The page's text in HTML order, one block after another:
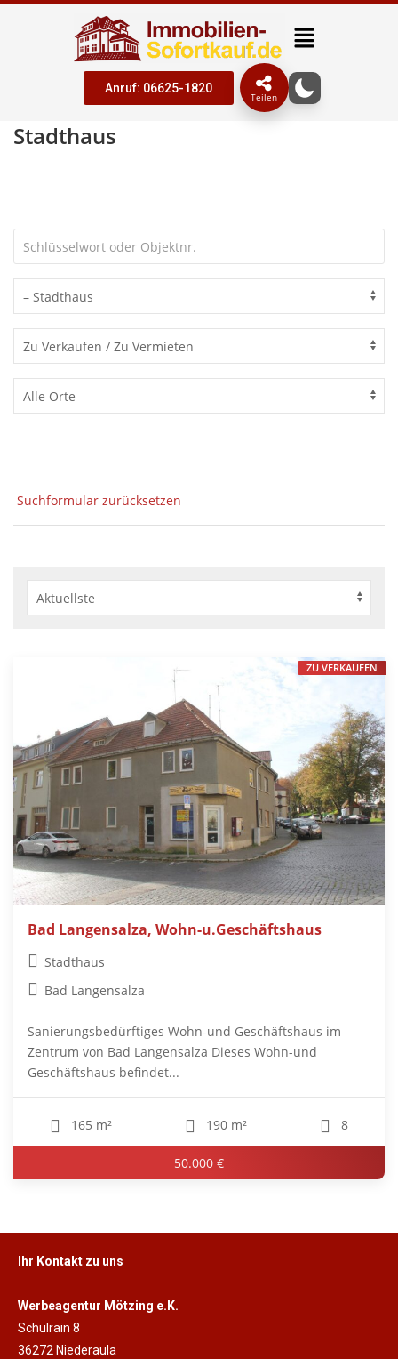
Anruf: 06625-1820
Teilen
Stadthaus
Suchformular zurücksetzen
Bad Langensalza, Wohn-u.Geschäftshaus
Stadthaus
Bad Langensalza
Sanierungsbedürftiges Wohn-und Geschäftshaus im
Zentrum von Bad Langensalza Dieses Wohn-und
Geschäftshaus befindet...
165 m² 190 m² 8
50.000 €
ZU VERKAUFEN
Ihr Kontakt zu uns
Werbeagentur Mötzing e.K.
Schulrain 8
36272 Niederaula